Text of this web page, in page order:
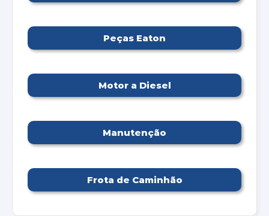
Peças Eaton
Motor a Diesel
Manutenção
Frota de Caminhão